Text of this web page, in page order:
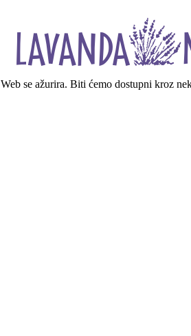
Web se ažurira. Biti ćemo dostupni kroz